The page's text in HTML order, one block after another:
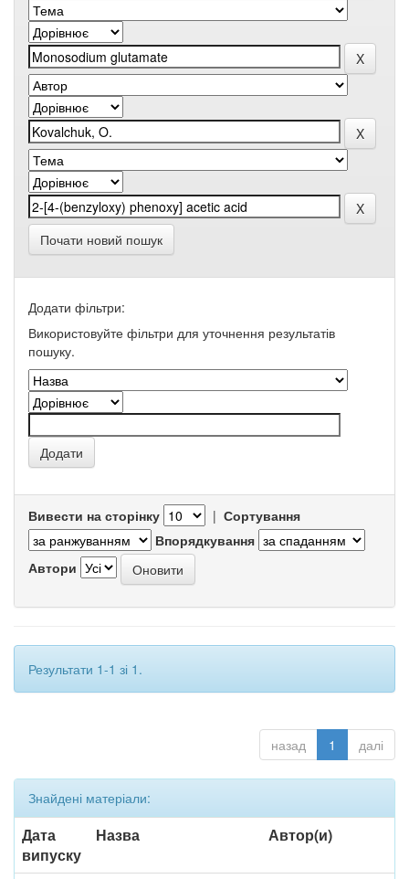
Почати новий пошук
Додати фільтри:
Використовуйте фільтри для уточнення результатів
пошуку.
Вивести на сторінку | Сортування
Впорядкування
Автори
Результати 1-1 зі 1.
назад 1 далі
Знайдені матеріали:
Дата
випуску
Назва Автор(и)